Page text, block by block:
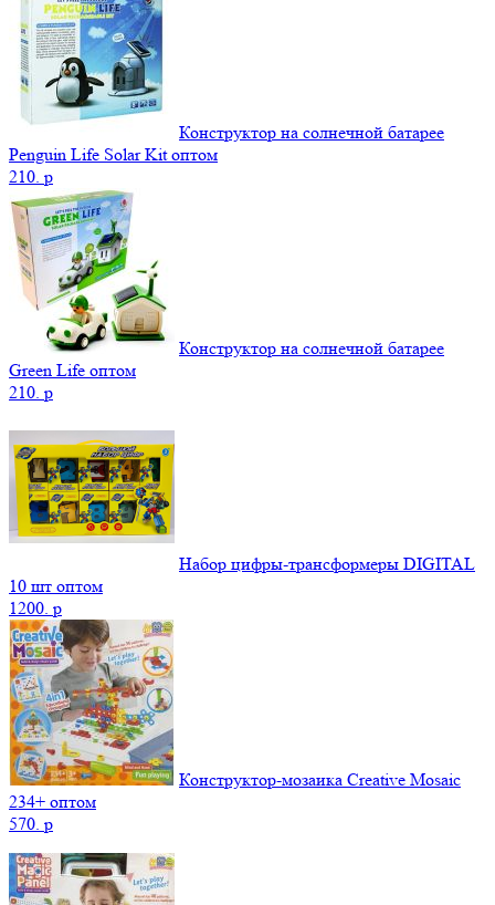
Конструктор на солнечной батарее
Penguin Life Solar Kit оптом
210. p
Конструктор на солнечной батарее
Green Life оптом
210. p
Набор цифры-трансформеры DIGITAL
10 шт оптом
1200. p
Конструктор-мозаика Creative Mosaic
234+ оптом
570. p